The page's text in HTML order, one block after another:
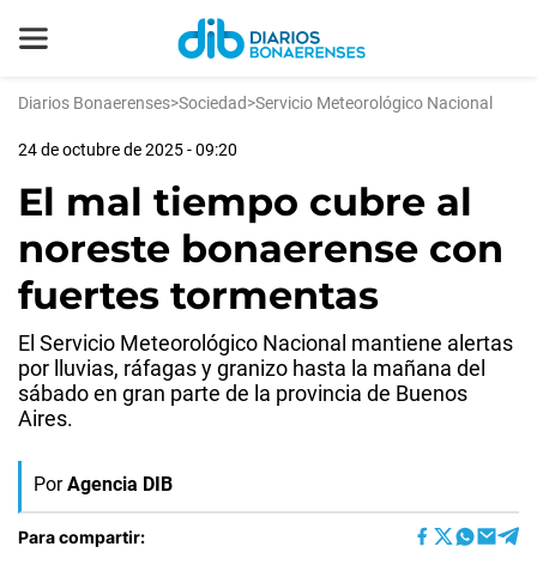
Diarios Bonaerenses>Sociedad>Servicio Meteorológico Nacional
24 de octubre de 2025 - 09:20
El mal tiempo cubre al
noreste bonaerense con
fuertes tormentas
El Servicio Meteorológico Nacional mantiene alertas
por lluvias, ráfagas y granizo hasta la mañana del
sábado en gran parte de la provincia de Buenos
Aires.
Por Agencia DIB
Para compartir: